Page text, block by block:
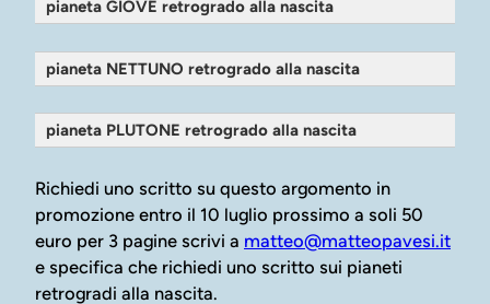
pianeta GIOVE retrogrado alla nascita
pianeta NETTUNO retrogrado alla nascita
pianeta PLUTONE retrogrado alla nascita
Richiedi uno scritto su questo argomento in
promozione entro il 10 luglio prossimo a soli 50
euro per 3 pagine scrivi a matteo@matteopavesi.it
e specifica che richiedi uno scritto sui pianeti
retrogradi alla nascita.